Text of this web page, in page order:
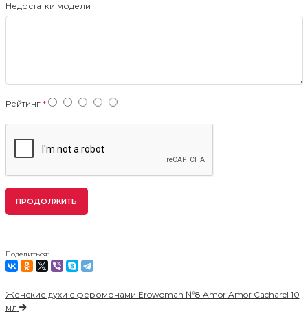
Недостатки модели
Рейтинг
ПРОДОЛЖИТЬ
Поделиться:
Женские духи с феромонами Erowoman №8 Amor Amor Cacharel 10
мл